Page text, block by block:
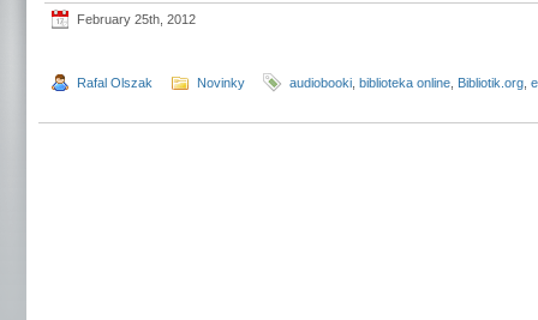
February 25th, 2012
Rafal Olszak Novinky audiobooki biblioteka online Bibliotik.org